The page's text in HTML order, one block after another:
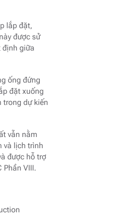
lắp đặt,
được sử
định giữa
ống đứng
đặt xuống
trong dự kiến
vẫn nằm
và lịch trình
được hỗ trợ
Phần VIII.